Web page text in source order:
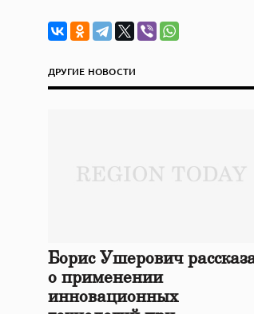
ДРУГИЕ НОВОСТИ
Борис Ушерович
о применении
инновационных